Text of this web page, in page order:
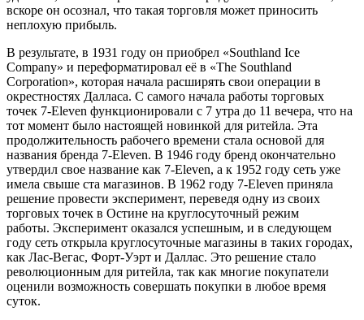
вскоре он осознал, что такая торговля может приносить
неплохую прибыль.
В результате, в 1931 году он приобрел «Southland Ice
Company» и переформатировал её в «The Southland
Corporation», которая начала расширять свои операции в
окрестностях Далласа. С самого начала работы торговых
точек 7-Eleven функционировали с 7 утра до 11 вечера, что на
тот момент было настоящей новинкой для ритейла. Эта
продолжительность рабочего времени стала основой для
названия бренда 7-Eleven. В 1946 году бренд окончательно
утвердил свое название как 7-Eleven, а к 1952 году сеть уже
имела свыше ста магазинов. В 1962 году 7-Eleven приняла
решение провести эксперимент, переведя одну из своих
торговых точек в Остине на круглосуточный режим
работы. Эксперимент оказался успешным, и в следующем
году сеть открыла круглосуточные магазины в таких городах,
как Лас-Вегас, Форт-Уэрт и Даллас. Это решение стало
революционным для ритейла, так как многие покупатели
оценили возможность совершать покупки в любое время
суток.